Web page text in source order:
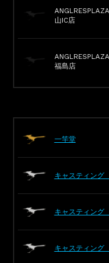
山IC店
福島店
一竿堂
キャスティン
キャスティン
キャスティン